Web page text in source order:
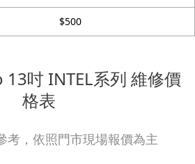
$500
吋 INTEL系列 維修價
格表
考，依照門市現場報價為主